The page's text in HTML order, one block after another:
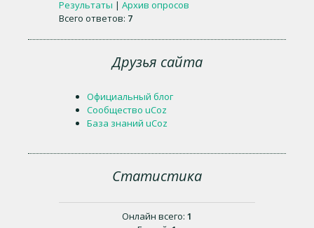
Результаты | Архив опросов
Всего ответов: 7
Друзья сайта
Официальный блог
Сообщество uCoz
База знаний uCoz
Статистика
Онлайн всего: 1